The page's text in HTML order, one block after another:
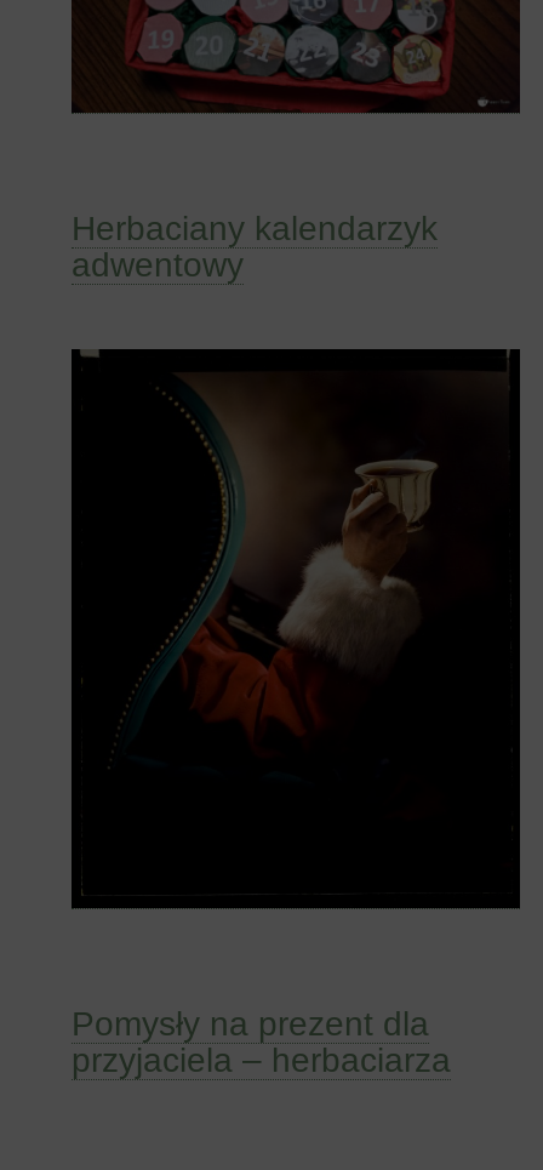
Herbaciany kalendarzyk
adwentowy
Pomysły na prezent dla
przyjaciela – herbaciarza